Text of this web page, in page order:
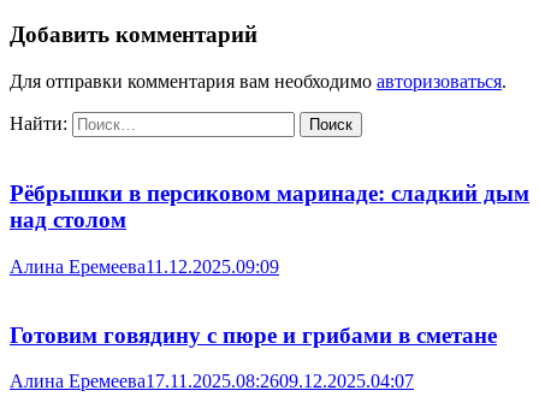
Добавить комментарий
Для отправки комментария вам необходимо авторизоваться.
Найти:
Рёбрышки в персиковом маринаде: сладкий дым
над столом
Алина Еремеева11.12.2025.09:09
Готовим говядину с пюре и грибами в сметане
Алина Еремеева17.11.2025.08:2609.12.2025.04:07